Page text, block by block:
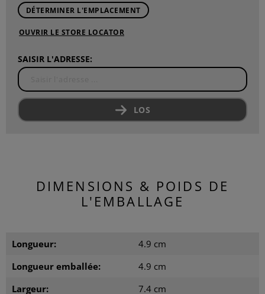
DÉTERMINER L'EMPLACEMENT
OUVRIR LE STORE LOCATOR
SAISIR L'ADRESSE:
LOS
DIMENSIONS & POIDS DE
L'EMBALLAGE
Longueur:
4.9 cm
Longueur emballée:
4.9 cm
Largeur:
7.4 cm